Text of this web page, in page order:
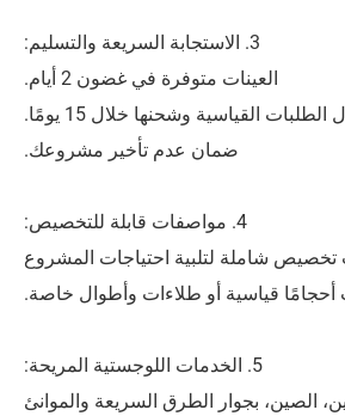
في غضون 2 أيام.
خلال 15 يومًا.
عدم تأخير مشروعك.
احتياجات المشروع
وأطوال خاصة.
السريعة والموانئ